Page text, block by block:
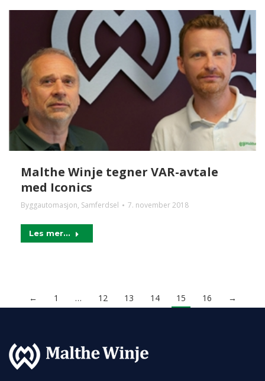
Malthe Winje tegner VAR-avtale
med Iconics
Byggautomasjon, Samferdsel 7. november 2018
Les mer...
← 1 … 12 13 14 15 16 →